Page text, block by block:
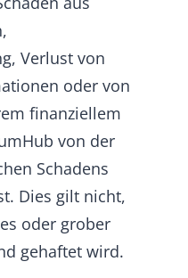
kann
über die
das durch
innerhalb
Bestellung
bestätigt.
HumHub
der (je